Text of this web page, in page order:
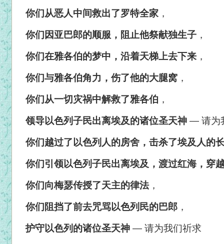
你们从恶人中间救出了罗特全家 ，
你们因亚巴郎的顺服，阻止他祭献独生子 ，
你们在雅各伯的梦中，沿着天梯上去下来 ，
你们与雅各伯角力，伤了他的大腿窝 ，
你们从一切灾祸中解救了雅各伯 ，
领导以色列子民出离埃及的诸位圣天神 — 请为
你们越过了以色列人的房舍，击杀了埃及人的
你们引领以色列子民出离埃及，渡过红海，穿
你们向梅瑟传授了天主的律法，
你们阻挡了前去咒骂以色列民的巴郎 ，
护守以色列的诸位圣天神 — 请为我们祈求